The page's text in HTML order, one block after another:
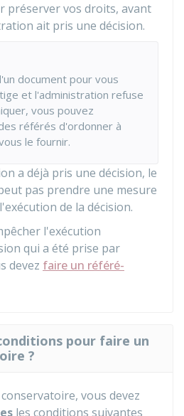
préserver vos droits, avant
ait pris une décision.
document pour vous
et l'administration refuse
vous pouvez
référés d'ordonner à
le fournir.
a déjà pris une décision, le
pas prendre une mesure
de la décision.
l'exécution
qui a été prise par
devez faire un référé-
pour faire un
?
vous devez
les conditions suivantes